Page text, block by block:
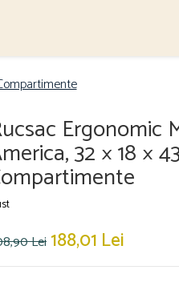
Ergonomic
32 × 18 ×
Lei188,01 Lei